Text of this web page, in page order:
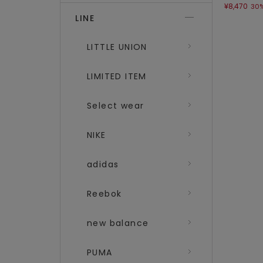
LINE
LITTLE UNION
LIMITED ITEM
Select wear
NIKE
adidas
Reebok
new balance
PUMA
¥8,470